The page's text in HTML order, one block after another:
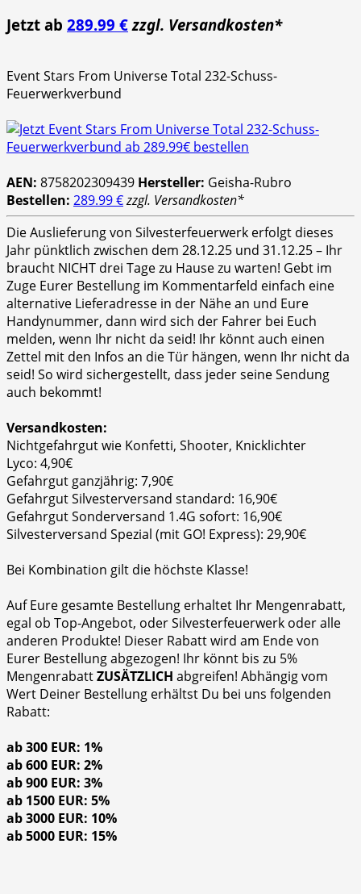
Jetzt ab 289.99 € zzgl. Versandkosten*
Event Stars From Universe Total 232-Schuss-
Feuerwerkverbund
AEN: 8758202309439 Hersteller: Geisha-Rubro
Bestellen: 289.99 €zzgl. Versandkosten*
Die Auslieferung von Silvesterfeuerwerk erfolgt dieses
Jahr pünktlich zwischen dem 28.12.25 und 31.12.25 – Ihr
braucht NICHT drei Tage zu Hause zu warten! Gebt im
Zuge Eurer Bestellung im Kommentarfeld einfach eine
alternative Lieferadresse in der Nähe an und Eure
Handynummer, dann wird sich der Fahrer bei Euch
melden, wenn Ihr nicht da seid! Ihr könnt auch einen
Zettel mit den Infos an die Tür hängen, wenn Ihr nicht da
seid! So wird sichergestellt, dass jeder seine Sendung
auch bekommt!
Versandkosten:
Nichtgefahrgut wie Konfetti, Shooter, Knicklichter
Lyco: 4,90€
Gefahrgut ganzjährig: 7,90€
Gefahrgut Silvesterversand standard: 16,90€
Gefahrgut Sonderversand 1.4G sofort: 16,90€
Silvesterversand Spezial (mit GO! Express): 29,90€
Bei Kombination gilt die höchste Klasse!
Auf Eure gesamte Bestellung erhaltet Ihr Mengenrabatt,
egal ob Top-Angebot, oder Silvesterfeuerwerk oder alle
anderen Produkte! Dieser Rabatt wird am Ende von
Eurer Bestellung abgezogen! Ihr könnt bis zu 5%
MengenrabattZUSÄTZLICH abgreifen! Abhängig vom
Wert Deiner Bestellung erhältst Du bei uns folgenden
Rabatt:
ab 300 EUR: 1%
ab 600 EUR: 2%
ab 900 EUR: 3%
ab 1500 EUR: 5%
ab 3000 EUR: 10%
ab 5000 EUR: 15%